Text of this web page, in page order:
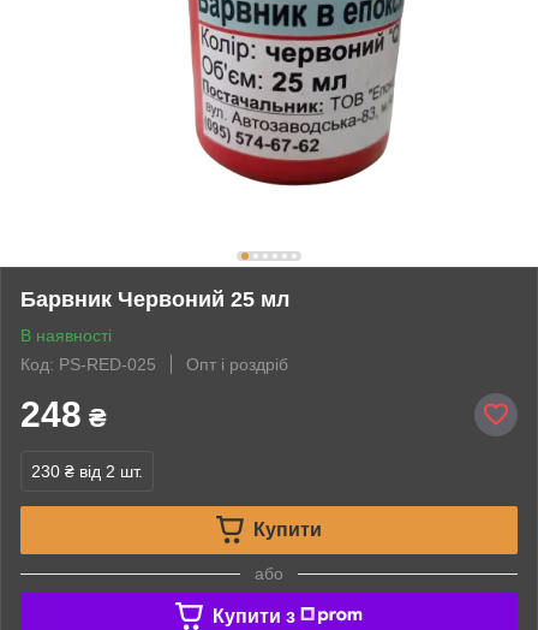
Барвник Червоний 25 мл
В наявності
Код: PS-RED-025
Опт і роздріб
248 ₴
230 ₴ від 2 шт.
Купити
або
Купити з